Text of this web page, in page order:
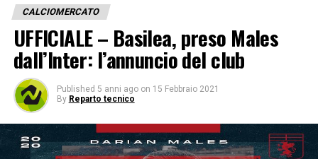
CALCIOMERCATO
UFFICIALE – Basilea, preso Males
dall’Inter: l’annuncio del club
Published 5 anni ago on 15 Febbraio 2021
By Reparto tecnico